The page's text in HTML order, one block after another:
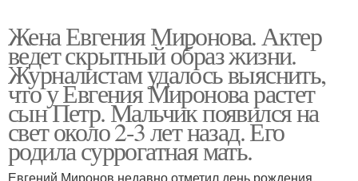
Жена Евгения Миронова. Актер
ведет скрытный образ жизни.
Журналистам удалось выяснить,
что у Евгения Миронова растет
сын Петр. Мальчик появился на
свет около 2-3 лет назад. Его
родила суррогатная мать.
Евгений Миронов недавно отметил день рождения.